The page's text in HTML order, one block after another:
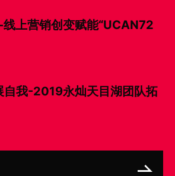
上营销创变赋能“UCAN72
自我-2019永灿天目湖团队拓